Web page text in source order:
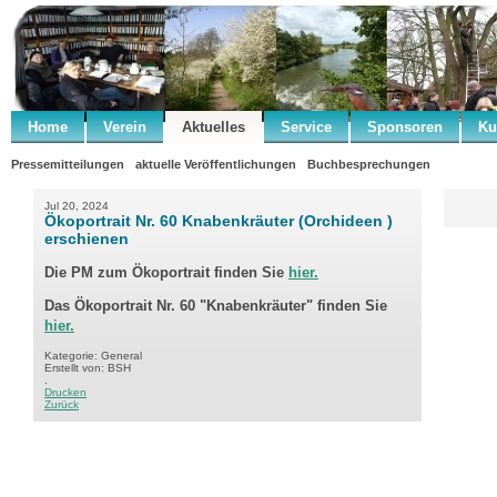
Home Verein Aktuelles Service Sponsoren
Pressemitteilungen aktuelle Veröffentlichungen Buchbesprechungen
Jul 20, 2024
Ökoportrait Nr. 60 Knabenkräuter (Orchideen )
erschienen
Die PM zum Ökoportrait finden Sie hier.
Das Ökoportrait Nr. 60 "Knabenkräuter" finden Sie
hier.
Kategorie: General
Erstellt von: BSH
Drucken
Zurück